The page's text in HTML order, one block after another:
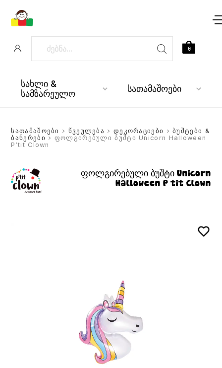
სახლი &
სამზარეულო სათამაშოები
0
სათამაშოები > წვეულება > დეკორაციები >ბუშტები &
ბანერები > ფოლგირებული ბუშტი Unicorn Halloween
P’tit Clown
ფოლგირებული ბუშტი Unicorn
Halloween P’tit Clown